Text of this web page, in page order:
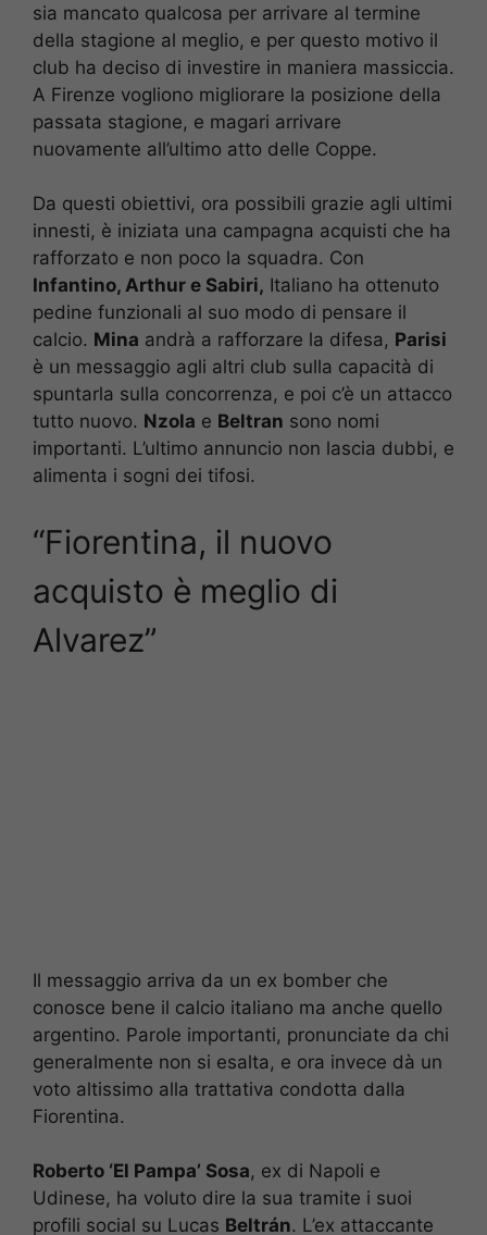
sia mancato qualcosa per arrivare al termine
della stagione al meglio, e per questo motivo il
club ha deciso di investire in maniera massiccia.
A Firenze vogliono migliorare la posizione della
passata stagione, e magari arrivare
nuovamente all’ultimo atto delle Coppe.
Da questi obiettivi, ora possibili grazie agli ultimi
innesti, è iniziata una campagna acquisti che ha
rafforzato e non poco la squadra. Con
Infantino, Arthur e Sabiri, Italiano ha ottenuto
pedine funzionali al suo modo di pensare il
calcio. Mina andrà a rafforzare la difesa, Parisi
è un messaggio agli altri club sulla capacità di
spuntarla sulla concorrenza, e poi c’è un attacco
tutto nuovo. Nzola e Beltran sono nomi
importanti. L’ultimo annuncio non lascia dubbi, e
alimenta i sogni dei tifosi.
“Fiorentina, il nuovo
acquisto è meglio di
Alvarez”
Il messaggio arriva da un ex bomber che
conosce bene il calcio italiano ma anche quello
argentino. Parole importanti, pronunciate da chi
generalmente non si esalta, e ora invece dà un
voto altissimo alla trattativa condotta dalla
Fiorentina.
Roberto ‘El Pampa’ Sosa, ex di Napoli e
Udinese, ha voluto dire la sua tramite i suoi
profili social su Lucas Beltrán. L’ex attaccante